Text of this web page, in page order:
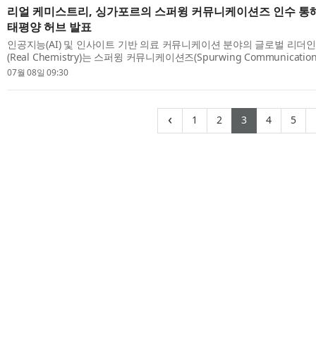
리얼 케미스트리, 싱가포르의 스퍼윙 커뮤니케이션즈 인수 통
태평양 허브 발표
인공지능(AI) 및 인사이트 기반 의료 커뮤니케이션 분야의 글로벌 리더
(Real Chemistry)는 스퍼윙 커뮤니케이션즈(Spurwing
싱가포르에 아시아·태평양(APAC) 전략 허브를 처음으로 설립한다. 이번
07월 08일 09:30
‹ 1 (current)
2(current)
3 (current)
4 5